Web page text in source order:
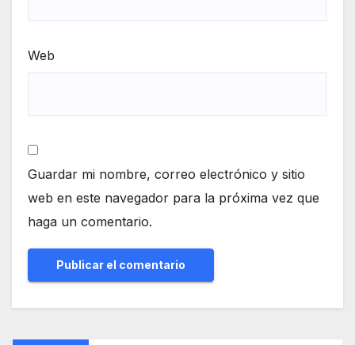
Web
Guardar mi nombre, correo electrónico y sitio
web en este navegador para la próxima vez que
haga un comentario.